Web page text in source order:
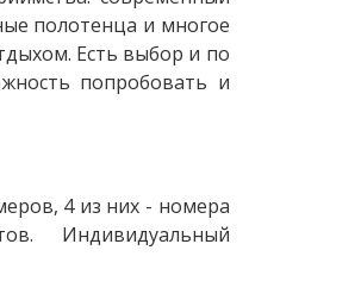
полотенца и многое
Есть выбор и по
попробовать и
4 из них - номера
Индивидуальный